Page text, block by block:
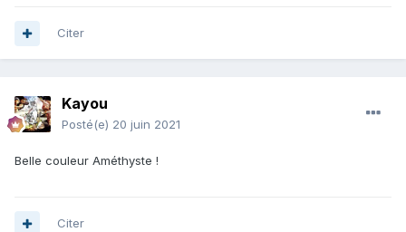
Citer
Kayou
Posté(e) 20 juin 2021
Belle couleur Améthyste !
Citer